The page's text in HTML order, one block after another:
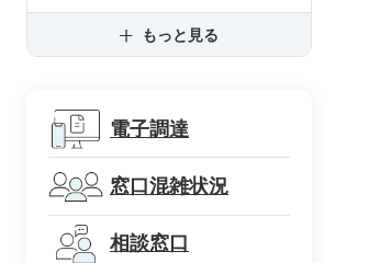
もっと見る
電子調達
窓口混雑状況
相談窓口